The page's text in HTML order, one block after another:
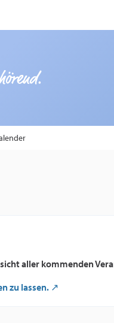
aller kommenden
zu lassen.